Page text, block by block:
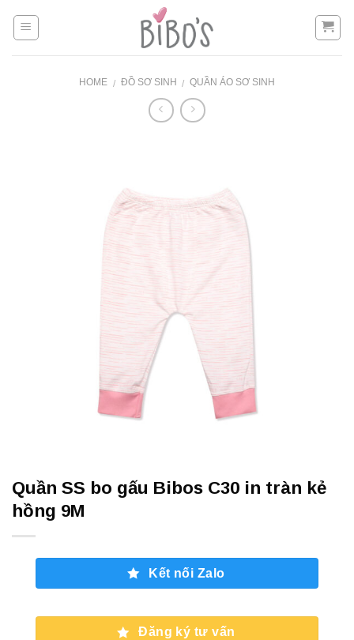
HOME / ĐỒ SƠ SINH / QUẦN ÁO SƠ SINH
Quần SS bo gấu Bibos C30 in tràn kẻ
hồng 9M
Kết nối Zalo
Đăng ký tư vấn